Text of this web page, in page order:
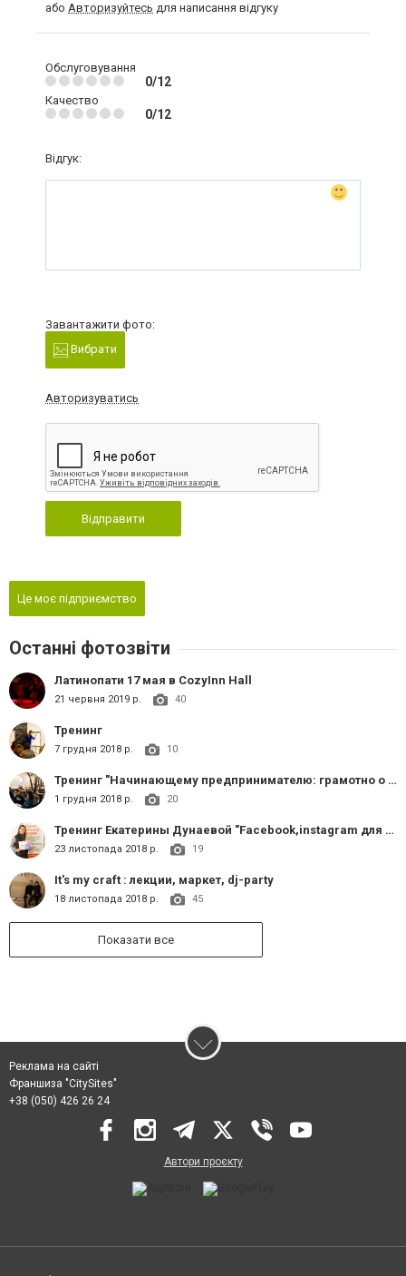
або Авторизуйтесь для написання відгуку
Обслуговування
0/12
Качество
0/12
Відгук:
Завантажити фото:
Вибрати
Авторизуватись
Відправити
Це моє підприємство
Останні фотозвіти
Латинопати 17 мая в CozyInn Hall
21 червня 2019 р. 40
Тренинг
7 грудня 2018 р. 10
Тренинг "Начинающему предпринимателю: грамотно о финансах"
1 грудня 2018 р. 20
Тренинг Екатерины Дунаевой "Facebook,instagram для бизнеса" 23.11
23 листопада 2018 р. 19
It's my craft : лекции, маркет, dj-party
18 листопада 2018 р. 45
Показати все
Реклама на сайті
Франшиза "CitySites"
+38 (050) 426 26 24
Автори проєкту